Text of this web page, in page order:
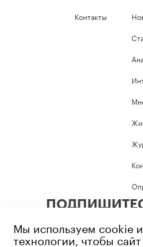
Контакты
Мы используем cookie
технологии, чтобы